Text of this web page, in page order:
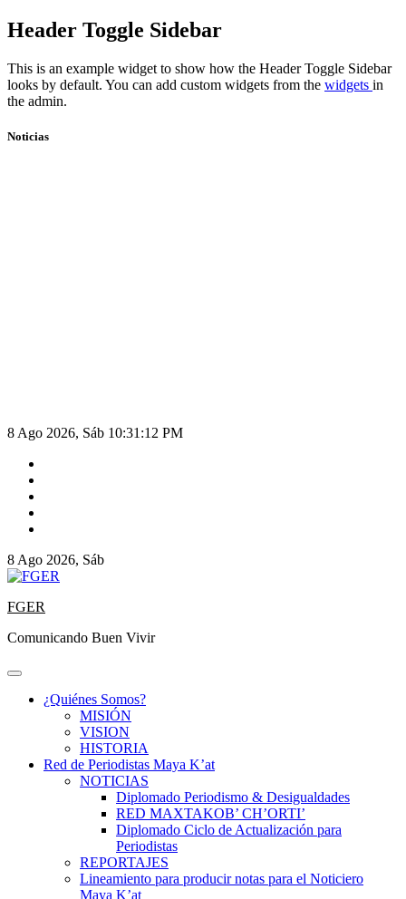
Skip
to
Header Toggle Sidebar
This is an example widget to show how the Header Toggle Sidebar
looks by default. You can add custom widgets from the widgets in
the admin.
Noticias
8 Ago 2026, Sáb 10:31:12 PM
8 Ago 2026, Sáb
FGER
Comunicando Buen Vivir
¿Quiénes Somos?
MISIÓN
VISION
HISTORIA
Red de Periodistas Maya K’at
NOTICIAS
Diplomado Periodismo & Desigualdades
RED MAXTAKOB’ CH’ORTI’
Diplomado Ciclo de Actualización para
Periodistas
REPORTAJES
Lineamiento para producir notas para el Noticiero
Maya K’at